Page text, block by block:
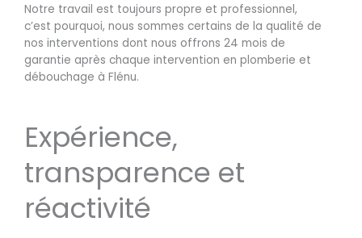
Notre travail est toujours propre et professionnel,
c’est pourquoi, nous sommes certains de la qualité de
nos interventions dont nous offrons 24 mois de
garantie après chaque intervention en plomberie et
débouchage à Flénu.
Expérience,
transparence et
réactivité